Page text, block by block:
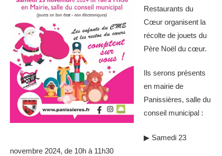
Restaurants du
Cœur organisent la
récolte de jouets du
Père Noël du cœur.
Ils serons présents
en mairie de
Panissières, salle du
conseil municipal :
▶ Samedi 23
novembre 2024, de 10h à 11h30